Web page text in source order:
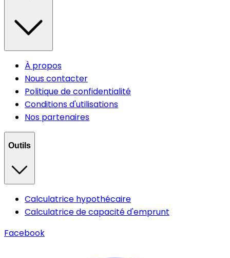
À propos
Nous contacter
Politique de confidentialité
Conditions d'utilisations
Nos partenaires
Outils
Calculatrice hypothécaire
Calculatrice de capacité d'emprunt
Facebook